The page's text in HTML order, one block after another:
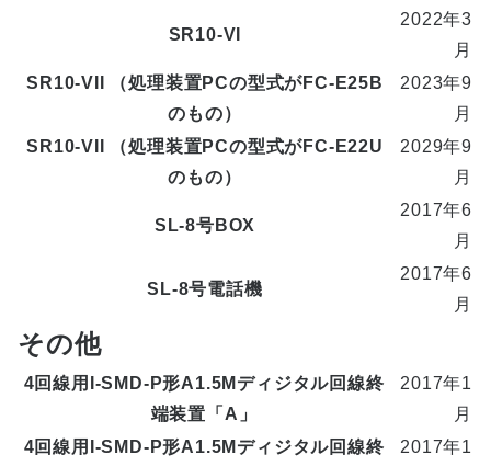
SR10-VI
2022年3
月
SR10-VII （処理装置PCの型式がFC-E25B
のもの）
2023年9
月
SR10-VII （処理装置PCの型式がFC-E22U
のもの）
2029年9
月
SL-8号BOX
2017年6
月
SL-8号電話機
2017年6
月
その他
4回線用I-SMD-P形A1.5Mディジタル回線終
端装置「A」
2017年1
月
4回線用I-SMD-P形A1.5Mディジタル回線終
2017年1